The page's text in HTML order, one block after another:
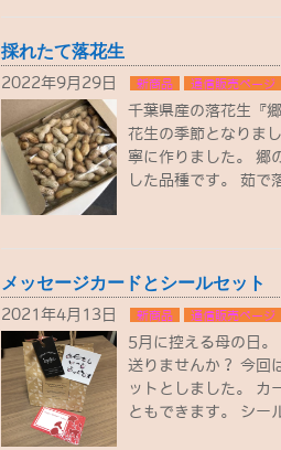
採れたて落花生
2022年9月29日 新商品 通信販売ページ
千葉県産の落花生『
花生の季節となりま
寧に作りました。 郷
した品種です。 茹で
メッセージカードとシールセット
2021年4月13日 新商品 通信販売ページ
5月に控える母の日
送りませんか？ 今回
ットとしました。 カ
ともできます。 シー